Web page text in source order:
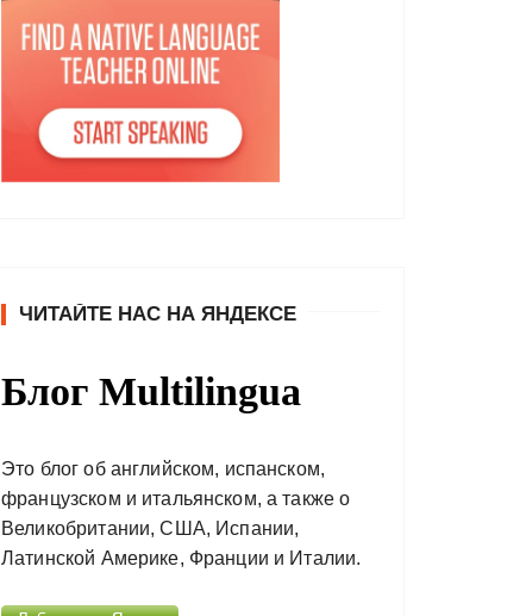
ЧИТАЙТЕ НАС НА ЯНДЕКСЕ
Блог Multilingua
Это блог об английском, испанском,
французском и итальянском, а также о
Великобритании, США, Испании,
Латинской Америке, Франции и Италии.